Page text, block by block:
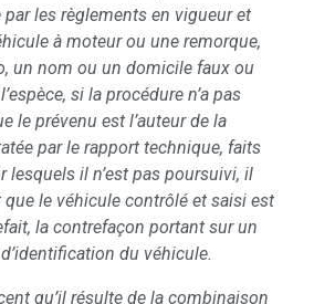
les règlements en vigueur et
à moteur ou une remorque,
un nom ou un domicile faux ou
si la procédure n’a pas
le prévenu est l’auteur de la
par le rapport technique, faits
lesquels il n’est pas poursuivi, il
le véhicule contrôlé et saisi est
la contrefaçon portant sur un
du véhicule.
qu’il résulte de la combinaison